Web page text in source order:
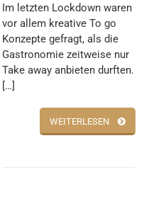
Im letzten Lockdown waren
vor allem kreative To go
Konzepte gefragt, als die
Gastronomie zeitweise nur
Take away anbieten durften.
[…]
WEITERLESEN